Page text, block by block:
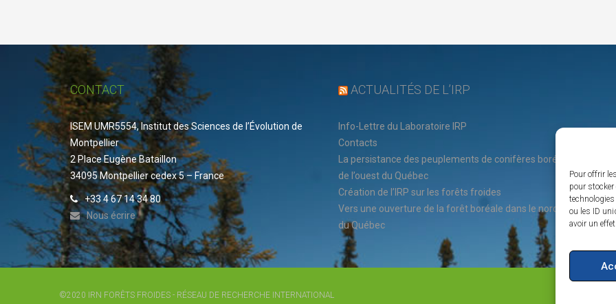
Pour offrir
pour
ou les ID
avoir un
CONTACT
ISEM UMR5554, Institut des Sciences de l’Évolution de
Montpellier
2 Place Eugène Bataillon
34095 Montpellier cedex 5 – France
+33 4 67 14 34 80
Nous écrire
ACTUALITÉS DE L’IRP
Info-Lettre du Laboratoire IRP
Contacts
La persistance des peuplements de conifères boréaux
de l’ouest du Québec
Création de l’IRP sur les forêts froides
Vers une ouverture de la forêt boréale dans le nord-est
du Québec
©2020 IRN FORÊTS FROIDES - RÉSEAU DE RECHERCHE INTERNATIONAL